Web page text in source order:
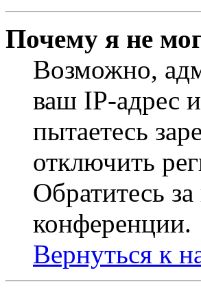
Почему я не
Возможно,
ваш IP-адрес
пытаетесь
отключить
Обратитесь
конференции.
Вернуться к